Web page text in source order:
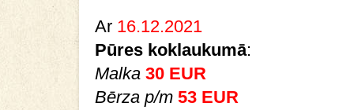
Ar 16.12.2021
Pūres koklaukumā:
Malka 30 EUR
Bērza p/m 53 EUR